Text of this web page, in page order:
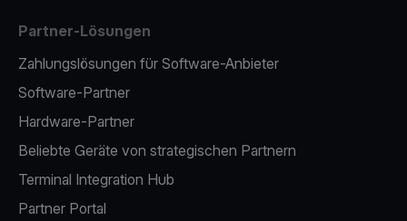
Partner-Lösungen
Zahlungslösungen für Software-Anbieter
Software-Partner
Hardware-Partner
Beliebte Geräte von strategischen Partnern
Terminal Integration Hub
Partner Portal